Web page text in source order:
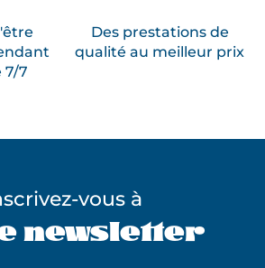
7/7
Des prestations de
qualité au meilleur prix
vous à
newsletter